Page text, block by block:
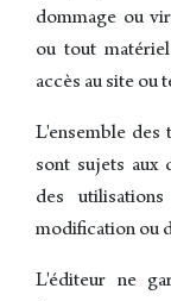
dommage ou
ou tout
accès au site ou
L'ensemble des
sont sujets aux
des
modification ou
L'éditeur ne